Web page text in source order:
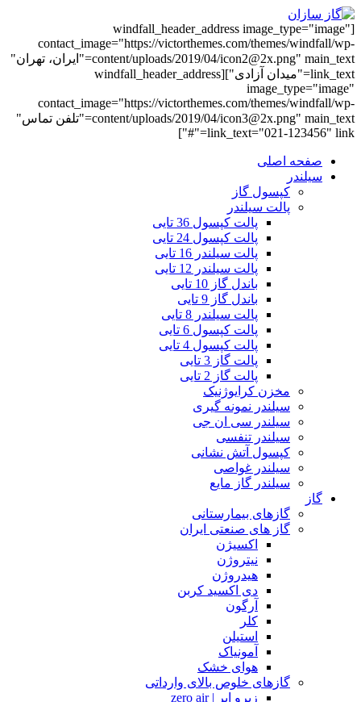
[windfall_header_address image_type="image"
contact_image="https://victorthemes.com/themes/windfall/wp-
content/uploads/2019/04/icon2@2x.png" main_text="ایران، تهران"
link_text="میدان آزادی"][windfall_header_address
image_type="image"
contact_image="https://victorthemes.com/themes/windfall/wp-
content/uploads/2019/04/icon3@2x.png" main_text="تلفن تماس"
link_text="021-123456" link="#"]
صفحه اصلی
سیلندر
کپسول گاز
پالت سیلندر
پالت کپسول 36 تایی
پالت کپسول 24 تایی
پالت سیلندر 16 تایی
پالت سیلندر 12 تایی
باندل گاز 10 تایی
باندل گاز 9 تایی
پالت سیلندر 8 تایی
پالت کپسول 6 تایی
پالت کپسول 4 تایی
پالت گاز 3 تایی
پالت گاز 2 تایی
مخزن کرایوژنیک
سیلندر نمونه گیری
سیلندر سی ان جی
سیلندر تنفسی
کپسول آتش نشانی
سیلندر غواصی
سیلندر گاز مایع
گاز
گازهای بیمارستانی
گاز های صنعتی ایران
اکسیژن
نیتروژن
هیدروژن
دی اکسید کربن
آرگون
کلر
استیلن
آمونیاک
هوای خشک
گازهای خلوص بالای وارداتی
زیرو ایر | zero air